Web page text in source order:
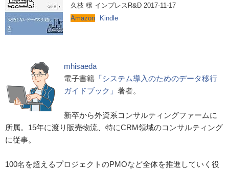
久枝 穣 インプレスR&D 2017-11-17
Amazon
Kindle
mhisaeda
電子書籍 「システム導入のためのデータ移行
ガイドブック」 著者。
新卒から外資系コンサルティングファームに
所属。15年に渡り販売物流、特にCRM領域のコンサルティング
に従事。
100名を超えるプロジェクトのPMOなど全体を推進していく役